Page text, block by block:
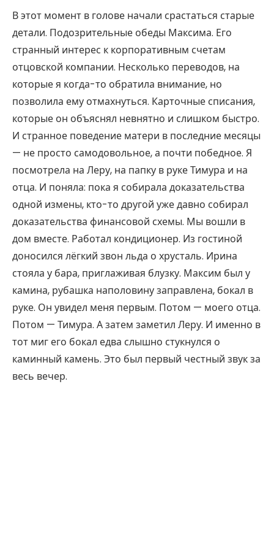
В этот момент в голове начали срастаться старые
детали. Подозрительные обеды Максима. Его
странный интерес к корпоративным счетам
отцовской компании. Несколько переводов, на
которые я когда-то обратила внимание, но
позволила ему отмахнуться. Карточные списания,
которые он объяснял невнятно и слишком быстро.
И странное поведение матери в последние месяцы
— не просто самодовольное, а почти победное. Я
посмотрела на Леру, на папку в руке Тимура и на
отца. И поняла: пока я собирала доказательства
одной измены, кто-то другой уже давно собирал
доказательства финансовой схемы. Мы вошли в
дом вместе. Работал кондиционер. Из гостиной
доносился лёгкий звон льда о хрусталь. Ирина
стояла у бара, приглаживая блузку. Максим был у
камина, рубашка наполовину заправлена, бокал в
руке. Он увидел меня первым. Потом — моего отца.
Потом — Тимура. А затем заметил Леру. И именно в
тот миг его бокал едва слышно стукнулся о
каминный камень. Это был первый честный звук за
весь вечер.